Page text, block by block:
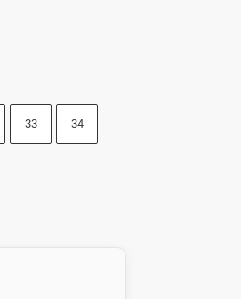
33 34